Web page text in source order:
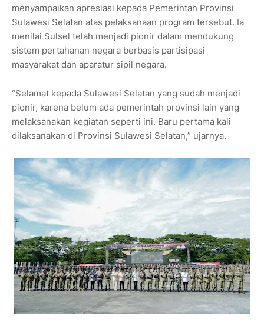
menyampaikan apresiasi kepada Pemerintah Provinsi
Sulawesi Selatan atas pelaksanaan program tersebut. Ia
menilai Sulsel telah menjadi pionir dalam mendukung
sistem pertahanan negara berbasis partisipasi
masyarakat dan aparatur sipil negara.
“Selamat kepada Sulawesi Selatan yang sudah menjadi
pionir, karena belum ada pemerintah provinsi lain yang
melaksanakan kegiatan seperti ini. Baru pertama kali
dilaksanakan di Provinsi Sulawesi Selatan,” ujarnya.